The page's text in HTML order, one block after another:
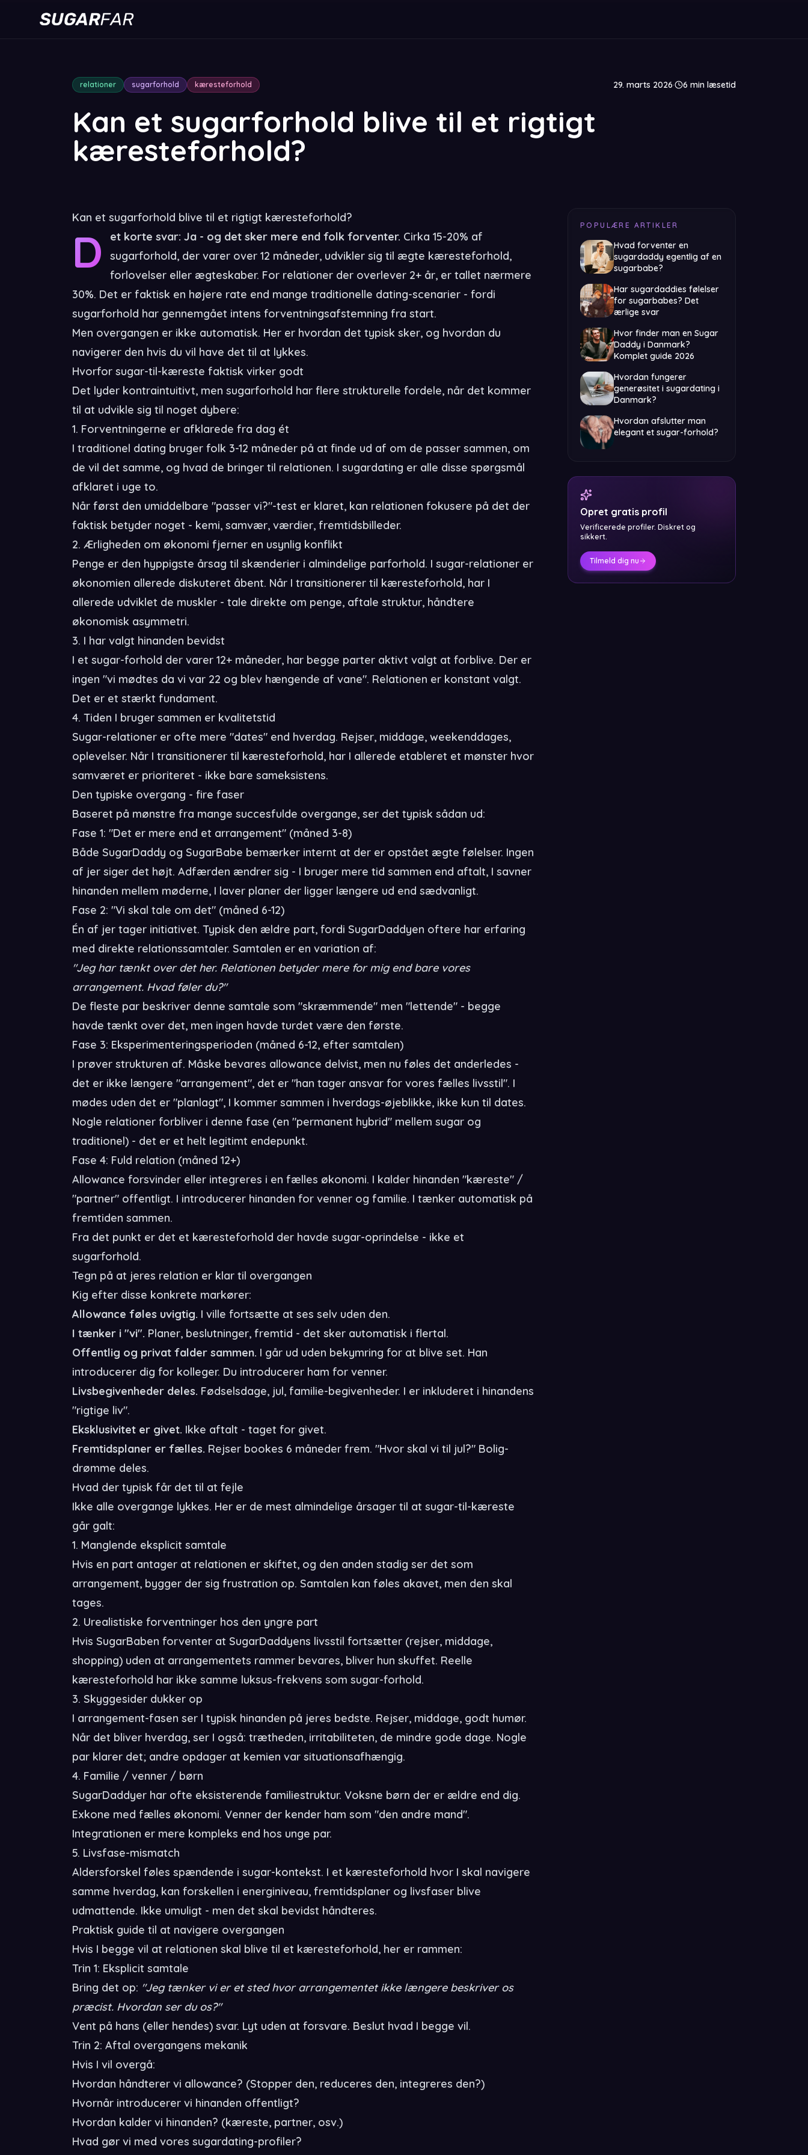
relationer sugarforhold kæresteforhold 29. marts 2026· 6 min læsetid
Kan et sugarforhold blive til et rigtigt
kæresteforhold?
Kan et sugarforhold blive til et rigtigt kæresteforhold?
D et korte svar: Ja - og det sker mere end folk forventer. Cirka 15-20% af
sugarforhold, der varer over 12 måneder, udvikler sig til ægte kæresteforhold,
forlovelser eller ægteskaber. For relationer der overlever 2+ år, er tallet nærmere
30%. Det er faktisk en højere rate end mange traditionelle dating-scenarier - fordi
sugarforhold har gennemgået intens forventningsafstemning fra start.
Men overgangen er ikke automatisk. Her er hvordan det typisk sker, og hvordan du
navigerer den hvis du vil have det til at lykkes.
Hvorfor sugar-til-kæreste faktisk virker godt
Det lyder kontraintuitivt, men sugarforhold har flere strukturelle fordele, når det kommer
til at udvikle sig til noget dybere:
1. Forventningerne er afklarede fra dag ét
I traditionel dating bruger folk 3-12 måneder på at finde ud af om de passer sammen, om
de vil det samme, og hvad de bringer til relationen. I sugardating er alle disse spørgsmål
afklaret i uge to.
Når først den umiddelbare "passer vi?"-test er klaret, kan relationen fokusere på det der
faktisk betyder noget - kemi, samvær, værdier, fremtidsbilleder.
2. Ærligheden om økonomi fjerner en usynlig konflikt
Penge er den hyppigste årsag til skænderier i almindelige parforhold. I sugar-relationer er
økonomien allerede diskuteret åbent. Når I transitionerer til kæresteforhold, har I
allerede udviklet de muskler - tale direkte om penge, aftale struktur, håndtere
økonomisk asymmetri.
3. I har valgt hinanden bevidst
I et sugar-forhold der varer 12+ måneder, har begge parter aktivt valgt at forblive. Der er
ingen "vi mødtes da vi var 22 og blev hængende af vane". Relationen er konstant valgt.
Det er et stærkt fundament.
4. Tiden I bruger sammen er kvalitetstid
Sugar-relationer er ofte mere "dates" end hverdag. Rejser, middage, weekenddages,
oplevelser. Når I transitionerer til kæresteforhold, har I allerede etableret et mønster hvor
samværet er prioriteret - ikke bare sameksistens.
Den typiske overgang - fire faser
Baseret på mønstre fra mange succesfulde overgange, ser det typisk sådan ud:
Fase 1: "Det er mere end et arrangement" (måned 3-8)
Både SugarDaddy og SugarBabe bemærker internt at der er opstået ægte følelser. Ingen
af jer siger det højt. Adfærden ændrer sig - I bruger mere tid sammen end aftalt, I savner
hinanden mellem møderne, I laver planer der ligger længere ud end sædvanligt.
Fase 2: "Vi skal tale om det" (måned 6-12)
Én af jer tager initiativet. Typisk den ældre part, fordi SugarDaddyen oftere har erfaring
med direkte relationssamtaler. Samtalen er en variation af:
"Jeg har tænkt over det her. Relationen betyder mere for mig end bare vores
arrangement. Hvad føler du?"
De fleste par beskriver denne samtale som "skræmmende" men "lettende" - begge
havde tænkt over det, men ingen havde turdet være den første.
Fase 3: Eksperimenteringsperioden (måned 6-12, efter samtalen)
I prøver strukturen af. Måske bevares allowance delvist, men nu føles det anderledes -
det er ikke længere "arrangement", det er "han tager ansvar for vores fælles livsstil". I
mødes uden det er "planlagt", I kommer sammen i hverdags-øjeblikke, ikke kun til dates.
Nogle relationer forbliver i denne fase (en "permanent hybrid" mellem sugar og
traditionel) - det er et helt legitimt endepunkt.
Fase 4: Fuld relation (måned 12+)
Allowance forsvinder eller integreres i en fælles økonomi. I kalder hinanden "kæreste" /
"partner" offentligt. I introducerer hinanden for venner og familie. I tænker automatisk på
fremtiden sammen.
Fra det punkt er det et kæresteforhold der havde sugar-oprindelse - ikke et
sugarforhold.
Tegn på at jeres relation er klar til overgangen
Kig efter disse konkrete markører:
Allowance føles uvigtig. I ville fortsætte at ses selv uden den.
I tænker i "vi". Planer, beslutninger, fremtid - det sker automatisk i flertal.
Offentlig og privat falder sammen. I går ud uden bekymring for at blive set. Han
introducerer dig for kolleger. Du introducerer ham for venner.
Livsbegivenheder deles. Fødselsdage, jul, familie-begivenheder. I er inkluderet i hinandens
"rigtige liv".
Eksklusivitet er givet. Ikke aftalt - taget for givet.
Fremtidsplaner er fælles. Rejser bookes 6 måneder frem. "Hvor skal vi til jul?" Bolig-
drømme deles.
Hvad der typisk får det til at fejle
Ikke alle overgange lykkes. Her er de mest almindelige årsager til at sugar-til-kæreste
går galt:
1. Manglende eksplicit samtale
Hvis en part antager at relationen er skiftet, og den anden stadig ser det som
arrangement, bygger der sig frustration op. Samtalen kan føles akavet, men den skal
tages.
2. Urealistiske forventninger hos den yngre part
Hvis SugarBaben forventer at SugarDaddyens livsstil fortsætter (rejser, middage,
shopping) uden at arrangementets rammer bevares, bliver hun skuffet. Reelle
kæresteforhold har ikke samme luksus-frekvens som sugar-forhold.
3. Skyggesider dukker op
I arrangement-fasen ser I typisk hinanden på jeres bedste. Rejser, middage, godt humør.
Når det bliver hverdag, ser I også: trætheden, irritabiliteten, de mindre gode dage. Nogle
par klarer det; andre opdager at kemien var situationsafhængig.
4. Familie / venner / børn
SugarDaddyer har ofte eksisterende familiestruktur. Voksne børn der er ældre end dig.
Exkone med fælles økonomi. Venner der kender ham som "den andre mand".
Integrationen er mere kompleks end hos unge par.
5. Livsfase-mismatch
Aldersforskel føles spændende i sugar-kontekst. I et kæresteforhold hvor I skal navigere
samme hverdag, kan forskellen i energiniveau, fremtidsplaner og livsfaser blive
udmattende. Ikke umuligt - men det skal bevidst håndteres.
Praktisk guide til at navigere overgangen
Hvis I begge vil at relationen skal blive til et kæresteforhold, her er rammen:
Trin 1: Eksplicit samtale
Bring det op: "Jeg tænker vi er et sted hvor arrangementet ikke længere beskriver os
præcist. Hvordan ser du os?"
Vent på hans (eller hendes) svar. Lyt uden at forsvare. Beslut hvad I begge vil.
Trin 2: Aftal overgangens mekanik
Hvis I vil overgå:
Hvordan håndterer vi allowance? (Stopper den, reduceres den, integreres den?)
Hvornår introducerer vi hinanden offentligt?
Hvordan kalder vi hinanden? (kæreste, partner, osv.)
Hvad gør vi med vores sugardating-profiler?
POPULÆRE ARTIKLER
Hvad forventer en
sugardaddy egentlig af en
sugarbabe?
Har sugardaddies følelser
for sugarbabes? Det
ærlige svar
Hvor finder man en Sugar
Daddy i Danmark?
Komplet guide 2026
Hvordan fungerer
generøsitet i sugardating i
Danmark?
Hvordan afslutter man
elegant et sugar-forhold?
Opret gratis profil
Verificerede profiler. Diskret og
sikkert.
Tilmeld dig nu